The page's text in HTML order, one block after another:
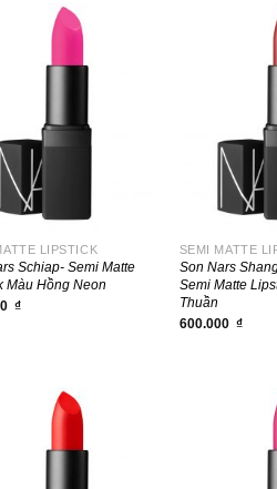
LIPSTICK
Schiap- Semi Matte
Màu Hồng Neon
₫
SEMI MATTE
Son Nars
Semi Matte
Thuần
600.000 ₫